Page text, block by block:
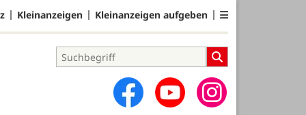
Kleinanzeigen Kleinanzeigen aufgeben